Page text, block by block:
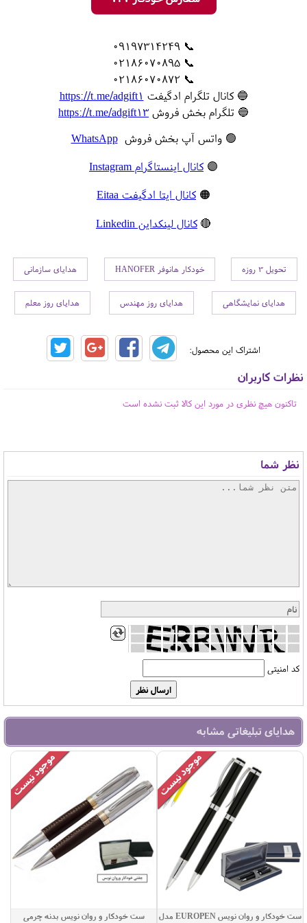
📞 09197314249
📞 02186070895
📞 02186070872
🔵 کانال تلگرام ادگیفت https://t.me/adgift1
🔵 تلگرام بخش فروش https://t.me/adgift13
🟢 واتس آپ بخش فروشWhatsApp
🟣 کانال اینستاگرام Instagram
🟠 کانال ایتا ادگیفت Eitaa
🔴 کانال لینکداین Linkedin
تحویل 3 روزه خودکار هانوفر HANOFER هدایای سازمانی
هدایای نمایشگاهی هدایای روز مهندس هدایای روز معلم
اشتراک این محصول:
نظرات کاربران
تاکنون هیچ نظری در مورد این کالا ثبت نشده است
نظر شما
کد امنیتی
هدایای تبلیغاتی مشابه
ست خودکار و روان نویس EUROPEN مدل ست خودکار و روان نویس بدنه چرمی